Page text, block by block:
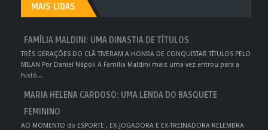
MAIS LIDAS
FAMÍLIA MALDINI: UMA DINASTIA DE TÍTULOS
TRÊS GERAÇÕES DO CLÃ TIVERAM A HONRA DE CONQUISTAR TÍTULOS PELO
MILAN Por Daniel Nápoli A Família Maldini mais uma vez entrou para a
histó...
MARIA HELENA CARDOSO: UMA LENDA DO BASQUETE
FEMININO
AO MOMENTO do ESPORTE , EX-JOGADORA E EX-TREINADORA RELEMBRA